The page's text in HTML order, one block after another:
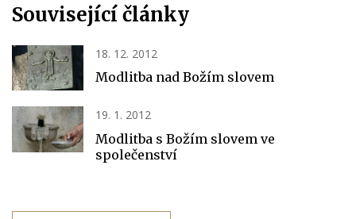
Související články
18. 12. 2012
Modlitba nad Božím slovem
19. 1. 2012
Modlitba s Božím slovem ve
společenství